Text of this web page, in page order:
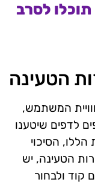
לסרב
הטעינה
המשתמש,
לדפים שיטענו
הסיכוי
הטעינה, יש
קוד ולבחור